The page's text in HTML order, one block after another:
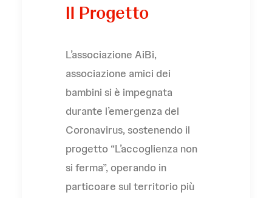
Il Progetto
L’associazione AiBi,
associazione amici dei
bambini si è impegnata
durante l’emergenza del
Coronavirus, sostenendo il
progetto “L’accoglienza non
si ferma”, operando in
particoare sul territorio più